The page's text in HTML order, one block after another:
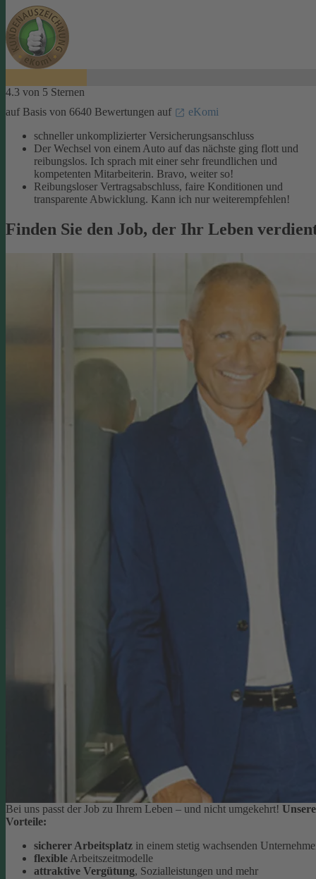
4.3 von 5 Sternen
auf Basis von 6640 Bewertungen auf
eKomi
schneller unkomplizierter Versicherungsanschluss
Der Wechsel von einem Auto auf das nächste ging flott und
reibungslos. Ich sprach mit einer sehr freundlichen und
kompetenten Mitarbeiterin. Bravo, weiter so!
Reibungsloser Vertragsabschluss, faire Konditionen und
transparente Abwicklung. Kann ich nur weiterempfehlen!
Finden Sie den Job, der Ihr Leben
Bei uns passt der Job zu Ihrem Leben – und nicht umgekehrt! Unsere
Vorteile:
sicherer Arbeitsplatz in einem stetig wachsenden
flexible Arbeitszeitmodelle
attraktive Vergütung, Sozialleistungen und mehr